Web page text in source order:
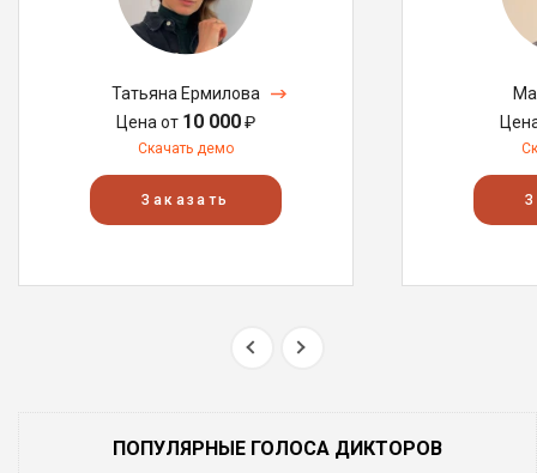
Татьяна Ермилова
Цена от 10 000₽
Скачать демо
Заказать
ПОПУЛЯРНЫЕ ГОЛОСА ДИКТОРОВ